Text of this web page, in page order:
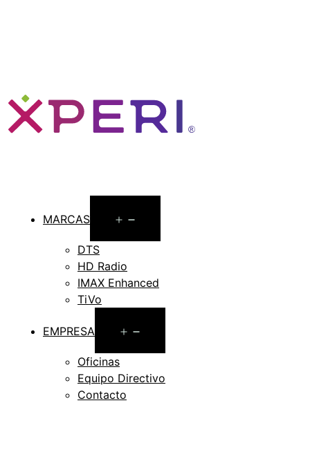
MARCAS
menu
DTS
HD Radio
IMAX Enhanced
TiVo
EMPRESA
menu
Oficinas
Equipo Directivo
Contacto